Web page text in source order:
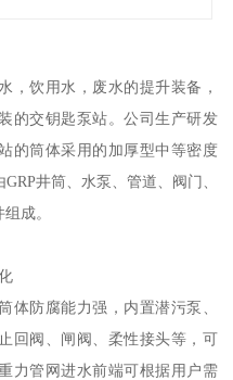
，饮用水，废水的提升装备，
的交钥匙泵站。公司生产研发
的筒体采用的加厚型中等密度
井筒、水泵、管道、阀门、
成。
体防腐能力强，内置潜污泵、
回阀、闸阀、柔性接头等，可
力管网进水前端可根据用户需